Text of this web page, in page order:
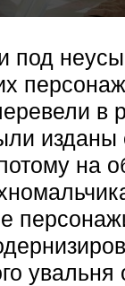
под
в
на
увальня